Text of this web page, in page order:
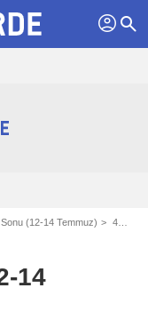
profil search
Sonu (12-14 Temmuz) 47 Ronin
14